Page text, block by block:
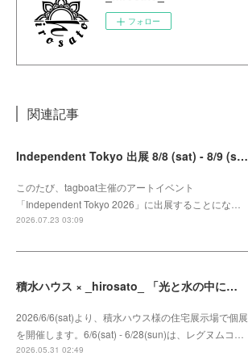
フォロー
関連記事
Independent Tokyo 出展 8/8 (sat) - 8/9 (sun)
このたび、tagboat主催のアートイベント
「Independent Tokyo 2026」に出展することにな…
2026.07.23 03:09
積水ハウス × _hirosato_ 「光と水の中に咲く」
2026/6/6(sat)より、積水ハウス様の住宅展示場で個展
を開催します。6/6(sat) - 6/28(sun)は、レグヌムコ…
2026.05.31 02:49